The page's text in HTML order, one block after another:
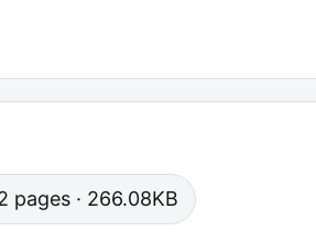
pages · 266.08KB